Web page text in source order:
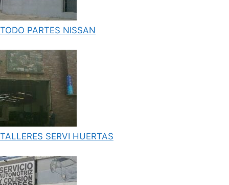
TODO PARTES NISSAN
TALLERES SERVI HUERTAS